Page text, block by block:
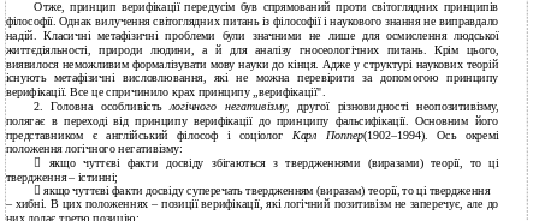
Отже, принцип верифікації передусім був спрямований проти світоглядних принципів
філософії. Однак вилучення світоглядних питань із філософії і наукового знання не виправдало
надій. Класичні метафізичні проблеми були значними не лише для осмислення людської
життєдіяльності, природи людини, а й для аналізу гносеологічних питань. Крім цього,
виявилося неможливим формалізувати мову науки до кінця. Адже у структурі наукових теорій
існують метафізичні висловлювання, які не можна перевірити за допомогою принципу
верифікації. Все це спричинило крах принципу „верифікації".
2. Головна особливістьлогічного негативізму,другої різновидності неопозитивізму,
полягає в переході від принципу верифікації до принципу фальсифікації. Основним його
представником є англійський філософ і соціолог
Карл Поппер(1902–1994). Ось окремі
положення логічного негативізму:
 якщо чуттєві факти досвіду збігаються з твердженнями (виразами) теорії, то ці
твердження – істинні;
якщо чуттєві факти досвіду суперечать твердженням (виразам) теорії, то ці твердження
– хибні. В цих положеннях – позиції верифікації, які логічний позитивізм не заперечує, але до